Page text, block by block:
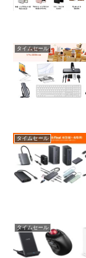
タイムセール
タイムセール
タイムセール